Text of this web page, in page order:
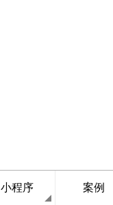
小程序 案例